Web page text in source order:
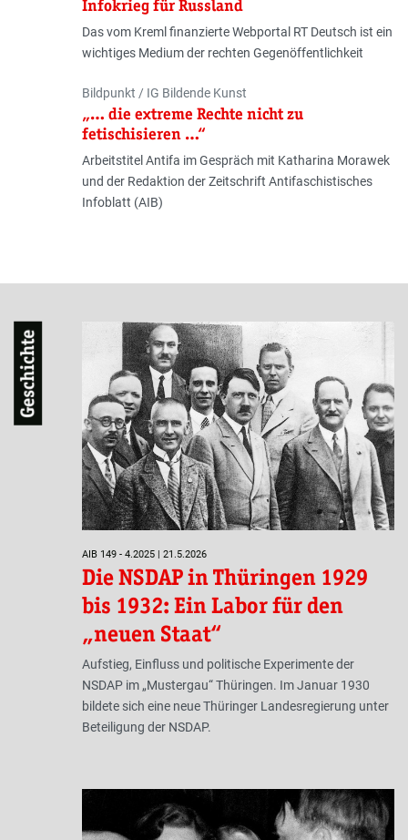
Infokrieg für Russland
Das vom Kreml finanzierte Webportal RT Deutsch ist ein
wichtiges Medium der rechten Gegenöffentlichkeit
Autor:innen
Bildpunkt / IG Bildende Kunst
„… die extreme Rechte nicht zu
fetischisieren …“
Arbeitstitel Antifa im Gespräch mit Katharina Morawek
und der Redaktion der Zeitschrift Antifaschistisches
Infoblatt (AIB)
Geschichte
AIB 149 - 4.2025 | 21.5.2026
Die NSDAP in Thüringen 1929
bis 1932: Ein Labor für den
„neuen Staat“
Aufstieg, Einfluss und politische Experimente der
NSDAP im „Mustergau“ Thüringen. Im Januar 1930
bildete sich eine neue Thüringer Landesregierung unter
Beteiligung der NSDAP.